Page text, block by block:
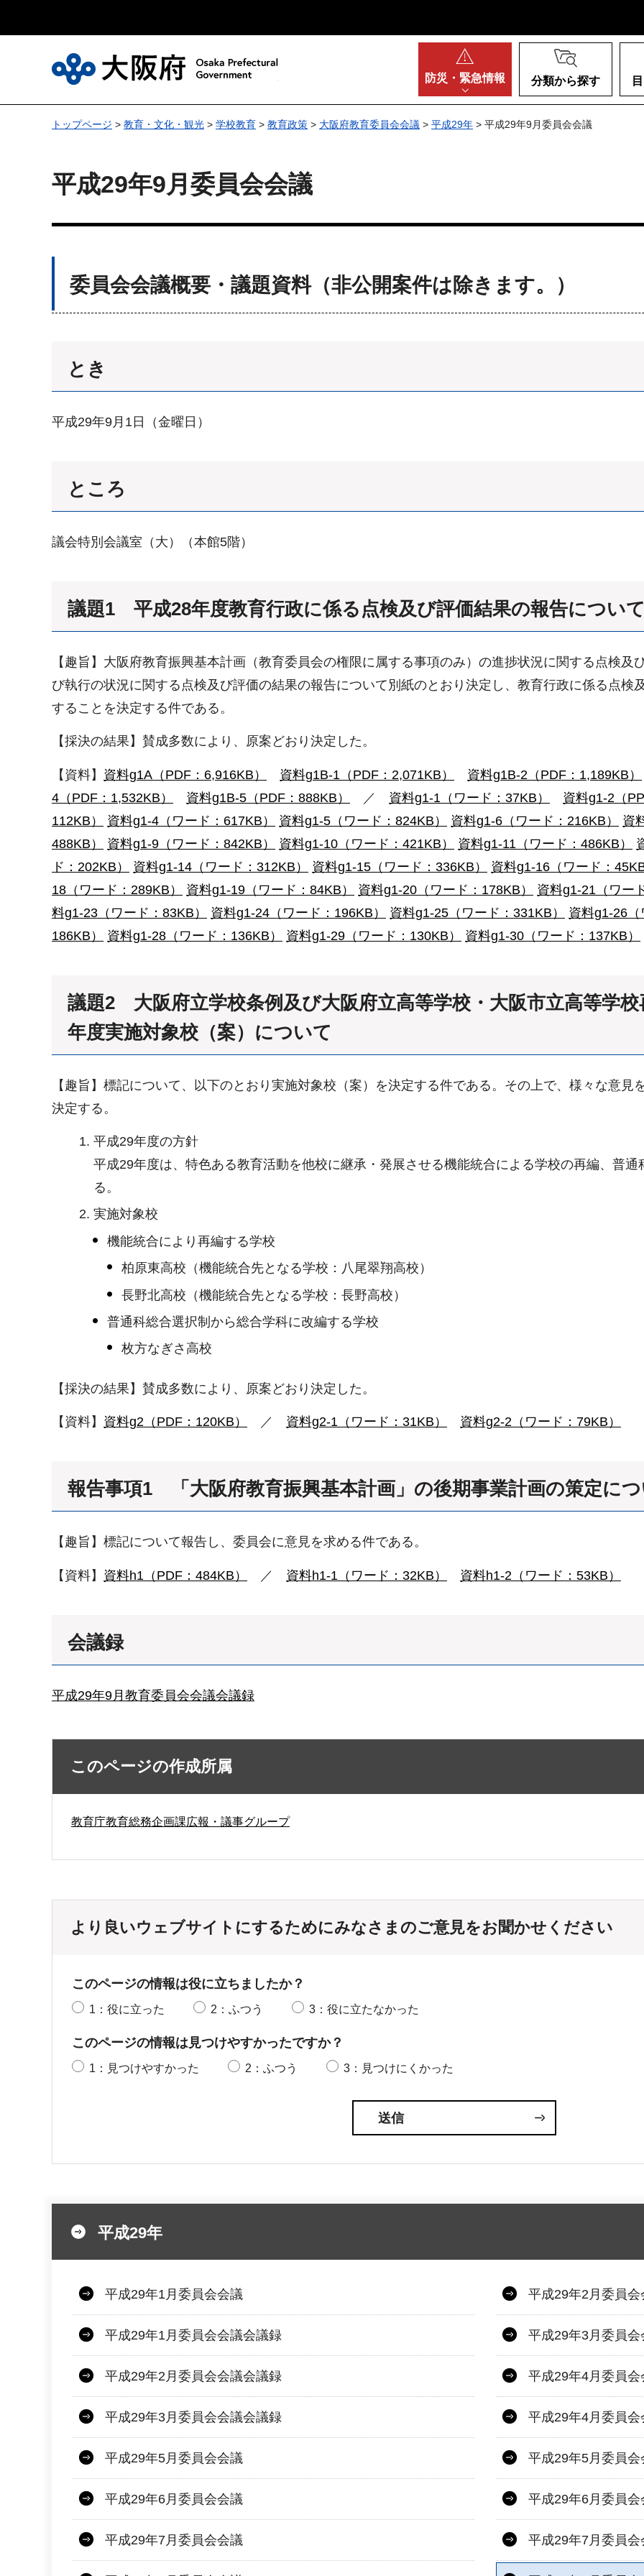
防災・ 緊急情報 分類から探す
トップページ > 教育・文化・観光 > 学校教育 > 教育政策 > 大阪府教育委員会会議 > 平成29年 > 平成29年9月委員会会議
平成29年9月委員会会議
委員会会議概要・議題資料（非公開案件は除きます。）
とき
平成29年9月1日（金曜日）
ところ
議会特別会議室（大）（本館5階）
議題1 平成28年度教育行政に係る点検及び評価結果の報告につい
【趣旨】大阪府教育振興基本計画（教育委員会の権限に属する事項のみ）の進捗状況に関する点検
び執行の状況に関する点検及び評価の結果の報告について別紙のとおり決定し、教育行政に係る点検
することを決定する件である。
【採決の結果】賛成多数により、原案どおり決定した。
【資料】 資料g1A（PDF：6,916KB） 資料g1B-1（PDF：2,071KB）
資料g1B-2（PDF：1,189KB）
4（PDF：1,532KB）
資料g1B-5（PDF：888KB） ／ 資料g1-1（ワード：37KB）
資料g1-2（
112KB）
資料g1-4（ワード：617KB） 資料g1-5（ワード：824KB） 資料g1-6（ワード：216KB）
資
488KB）
資料g1-9（ワード：842KB） 資料g1-10（ワード：421KB） 資料g1-11（ワード：486KB）
ド：202KB）
資料g1-14（ワード：312KB） 資料g1-15（ワード：336KB）
資料g1-16（ワード：
18（ワード：289KB）
資料g1-19（ワード：84KB） 資料g1-20（ワード：178KB）
資料g1-21（ワー
料g1-23（ワード：83KB）
資料g1-24（ワード：196KB） 資料g1-25（ワード：331KB）
資料g1-26
186KB）
資料g1-28（ワード：136KB） 資料g1-29（ワード：130KB） 資料g1-30（ワード：137KB）
議題2 大阪府立学校条例及び大阪府立高等学校・大阪市立高等学
年度実施対象校（案）について
【趣旨】標記について、以下のとおり実施対象校（案）を決定する件である。その上で、様々な意
決定する。
平成29年度の方針
平成29年度は、特色ある教育活動を他校に継承・発展させる機能統合による学校の再編、普
る。
実施対象校
機能統合により再編する学校
柏原東高校（機能統合先となる学校：八尾翠翔高校）
長野北高校（機能統合先となる学校：長野高校）
普通科総合選択制から総合学科に改編する学校
枚方なぎさ高校
【採決の結果】賛成多数により、原案どおり決定した。
【資料】 資料g2（PDF：120KB） ／ 資料g2-1（ワード：31KB） 資料g2-2（ワード：79KB）
報告事項1 「大阪府教育振興基本計画」の後期事業計画の策定に
【趣旨】標記について報告し、委員会に意見を求める件である。
【資料】 資料h1（PDF：484KB） ／ 資料h1-1（ワード：32KB） 資料h1-2（ワード：53KB）
会議録
平成29年9月教育委員会会議会議録
このページの作成所属
教育庁教育総務企画課広報・議事グループ
より良いウェブサイトにするためにみなさまのご意見をお聞かせください
このページの情報は役に立ちましたか？
1：役に立った 2：ふつう 3：役に立たなかった
このページの情報は見つけやすかったですか？
1：見つけやすかった 2：ふつう 3：見つけにくかった
平成29年
平成29年1月委員会会議 平成29年2月委員会
平成29年1月委員会会議会議録 平成29年3月委員会
平成29年2月委員会会議会議録 平成29年4月委員会
平成29年3月委員会会議会議録 平成29年4月委員
平成29年5月委員会会議 平成29年5月委員会
平成29年6月委員会会議 平成29年6月委員
平成29年7月委員会会議 平成29年7月委員